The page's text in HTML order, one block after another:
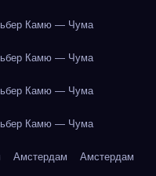
Камю — Чума
Камю — Чума
Камю — Чума
Камю — Чума
Амстердам Амстердам